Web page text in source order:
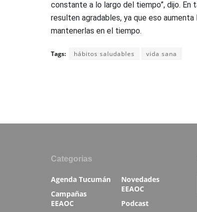
constante a lo largo del tiempo”, dijo.
resulten agradables, ya que eso
mantenerlas en el tiempo.
Tags: hábitos saludables vida sana
Categorias
Agenda Tucumán
Campañas
EEAOC
Novedades
EEAOC
Podcast